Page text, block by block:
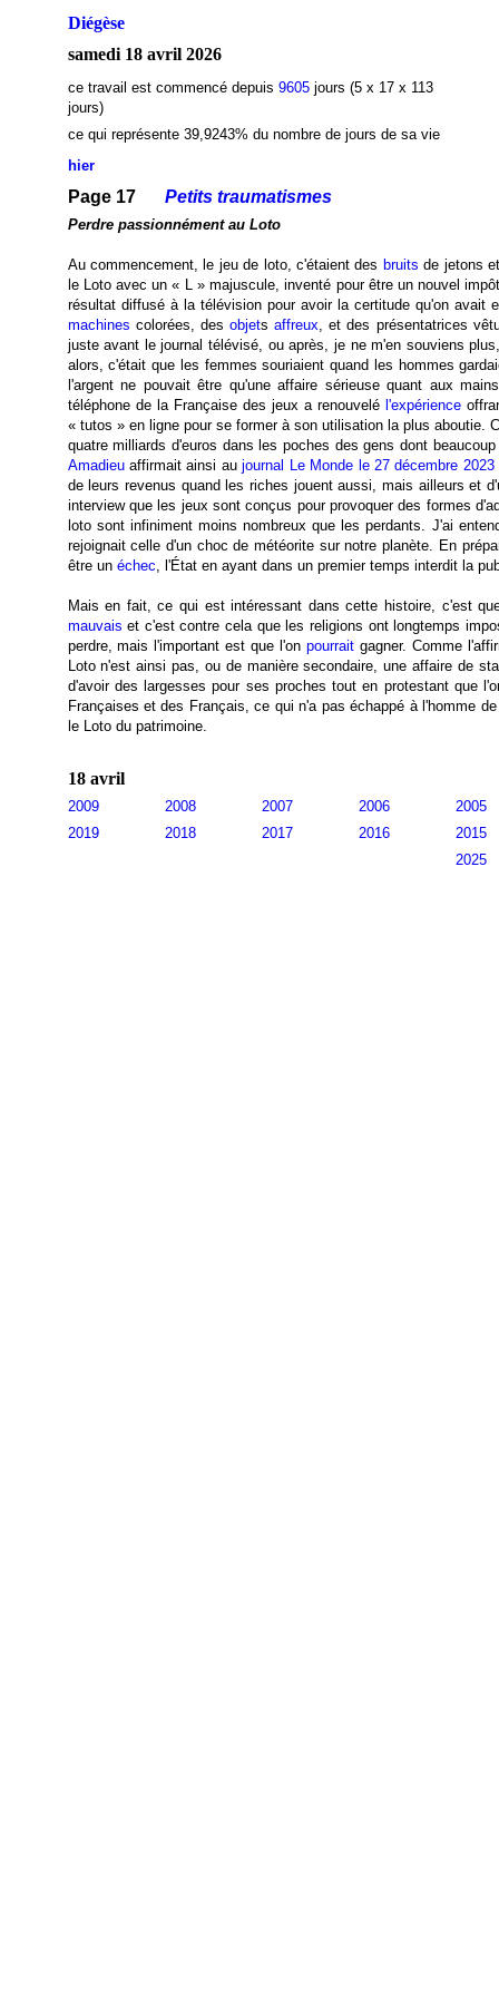
Diégèse
samedi 18 avril 2026
ce travail est commencé depuis 9605jours (5 x 17 x 113
jours)
ce qui représente 39,9243% du nombre de jours de sa vie
hier
Page 17 Petits traumatismes
Perdre passionnément au Loto
Au commencement, le jeu de loto, c'étaient des bruits de jetons
le Loto avec un « L » majuscule, inventé pour être un nouvel
résultat diffusé à la télévision pour avoir la certitude qu'on avait
machines colorées, des objets affreux, et des présentatrices
juste avant le journal télévisé, ou après, je ne m'en souviens
alors, c'était que les femmes souriaient quand les hommes
l'argent ne pouvait être qu'une affaire sérieuse quant aux
téléphone de la Française des jeux a renouvelé l'expérience
« tutos » en ligne pour se former à son utilisation la plus aboutie.
quatre milliards d'euros dans les poches des gens dont
Amadieuaffirmait ainsi aujournal Le Monde le 27 décembre 2023
de leurs revenus quand les riches jouent aussi, mais ailleurs et
interview que les jeux sont conçus pour provoquer des formes
loto sont infiniment moins nombreux que les perdants. J'ai
rejoignait celle d'un choc de météorite sur notre planète. En
être un échec, l'État en ayant dans un premier temps interdit la
Mais en fait, ce qui est intéressant dans cette histoire, c'est
mauvais et c'est contre cela que les religions ont longtemps
perdre, mais l'important est que l'on pourraitgagner. Comme
Loto n'est ainsi pas, ou de manière secondaire, une affaire de
d'avoir des largesses pour ses proches tout en protestant que
Françaises et des Français, ce qui n'a pas échappé à l'homme
le Loto du patrimoine.
18 avril
2009 2008 2007 2006
2005
2019
2018 2017 2016
2015
2025